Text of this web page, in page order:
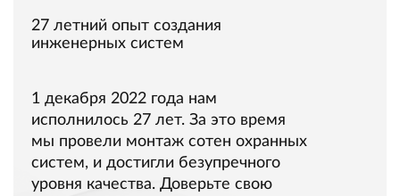
27 летний опыт создания
инженерных систем
1 декабря 2022 года нам
исполнилось 27 лет. За это время
мы провели монтаж сотен охранных
систем, и достигли безупречного
уровня качества. Доверьте свою